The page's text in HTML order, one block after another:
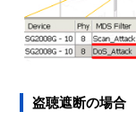
盗聴遮断の場合